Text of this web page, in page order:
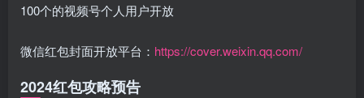
100个的视频号个人用户开放
微信红包封面开放平台： https://cover.weixin.qq.com/
2024红包攻略预告